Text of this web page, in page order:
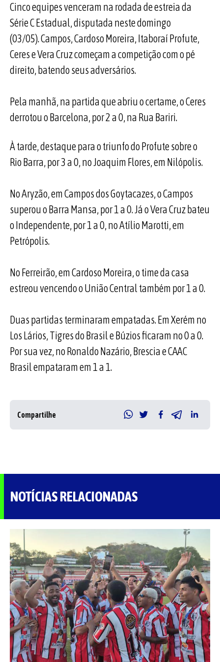
Cinco equipes venceram na rodada de estreia da
Série C Estadual, disputada neste domingo
(03/05). Campos, Cardoso Moreira, Itaboraí Profute,
Ceres e Vera Cruz começam a competição com o pé
direito, batendo seus adversários.
Pela manhã, na partida que abriu o certame, o Ceres
derrotou o Barcelona, por 2 a 0, na Rua Bariri.
À tarde, destaque para o triunfo do Profute sobre o
Rio Barra, por 3 a 0, no Joaquim Flores, em Nilópolis.
No Aryzão, em Campos dos Goytacazes, o Campos
superou o Barra Mansa, por 1 a 0. Já o Vera Cruz bateu
o Independente, por 1 a 0, no Atílio Marotti, em
Petrópolis.
No Ferreirão, em Cardoso Moreira, o time da casa
estreou vencendo o União Central também por 1 a 0.
Duas partidas terminaram empatadas. Em Xerém no
Los Lários, Tigres do Brasil e Búzios ficaram no 0 a 0.
Por sua vez, no Ronaldo Nazário, Brescia e CAAC
Brasil empataram em 1 a 1.
Compartilhe
NOTÍCIAS RELACIONADAS